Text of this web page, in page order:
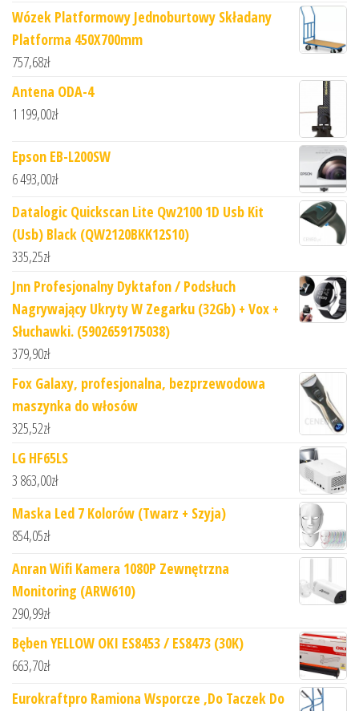
Wózek Platformowy Jednoburtowy Składany
Platforma 450X700mm
757,68zł
Antena ODA-4
1 199,00zł
Epson EB-L200SW
6 493,00zł
Datalogic Quickscan Lite Qw2100 1D Usb Kit
(Usb) Black (QW2120BKK12S10)
335,25zł
Jnn Profesjonalny Dyktafon / Podsłuch
Nagrywający Ukryty W Zegarku (32Gb) + Vox +
Słuchawki. (5902659175038)
379,90zł
Fox Galaxy, profesjonalna, bezprzewodowa
maszynka do włosów
325,52zł
LG HF65LS
3 863,00zł
Maska Led 7 Kolorów (Twarz + Szyja)
854,05zł
Anran Wifi Kamera 1080P Zewnętrzna
Monitoring (ARW610)
290,99zł
Bęben YELLOW OKI ES8453 / ES8473 (30K)
663,70zł
Eurokraftpro Ramiona Wsporcze ,Do Taczek Do